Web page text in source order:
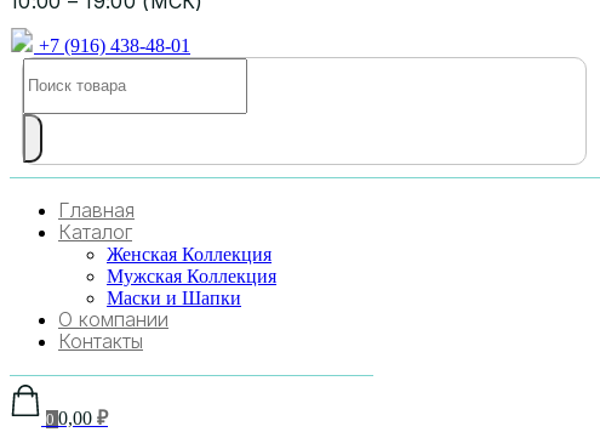
+7 (916) 438-48-01
Главная
Каталог
Женская Коллекция
Мужская Коллекция
Маски и Шапки
О компании
Контакты
0 0,00 ₽